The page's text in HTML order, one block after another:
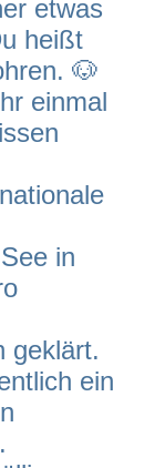
etwas
heißt
🐶
einmal
in
geklärt.
ein